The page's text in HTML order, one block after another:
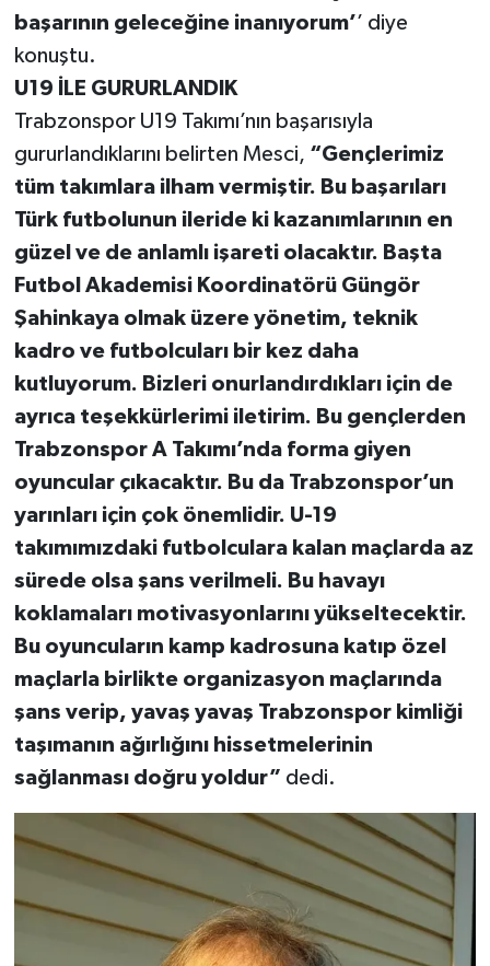
başarının geleceğine inanıyorum’’ diye
konuştu.
U19 İLE GURURLANDIK
Trabzonspor U19 Takımı’nın başarısıyla
gururlandıklarını belirten Mesci, “Gençlerimiz
tüm takımlara ilham vermiştir. Bu başarıları
Türk futbolunun ileride ki kazanımlarının en
güzel ve de anlamlı işareti olacaktır. Başta
Futbol Akademisi Koordinatörü Güngör
Şahinkaya olmak üzere yönetim, teknik
kadro ve futbolcuları bir kez daha
kutluyorum. Bizleri onurlandırdıkları için de
ayrıca teşekkürlerimi iletirim. Bu gençlerden
Trabzonspor A Takımı’nda forma giyen
oyuncular çıkacaktır. Bu da Trabzonspor’un
yarınları için çok önemlidir. U-19
takımımızdaki futbolculara kalan maçlarda az
sürede olsa şans verilmeli. Bu havayı
koklamaları motivasyonlarını yükseltecektir.
Bu oyuncuların kamp kadrosuna katıp özel
maçlarla birlikte organizasyon maçlarında
şans verip, yavaş yavaş Trabzonspor kimliği
taşımanın ağırlığını hissetmelerinin
sağlanması doğru yoldur” dedi.